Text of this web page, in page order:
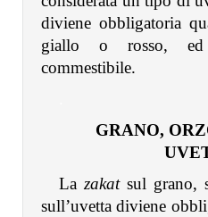
diviene obbligatoria
giallo o rosso,
commestibile.
GRANO,
La zakatsul grano,
sull’uvetta diviene